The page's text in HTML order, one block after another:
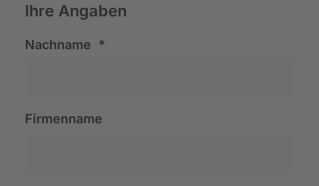
Ihre Angaben
Nachname *
Firmenname